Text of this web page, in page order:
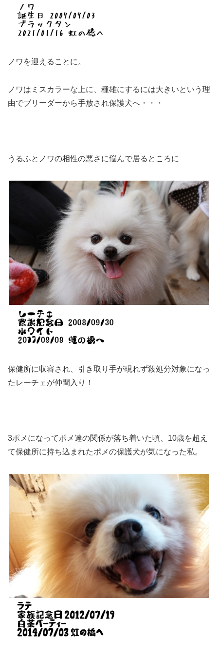
ノワを迎えることに。
ノワはミスカラーな上に、種雄にするには大きいという理
由でブリーダーから手放され保護犬へ・・・
うるふとノワの相性の悪さに悩んで居るところに
保健所に収容され、引き取り手が現れず殺処分対象になっ
たレーチェが仲間入り！
3ポメになってポメ達の関係が落ち着いた頃、10歳を超え
て保健所に持ち込まれたポメの保護犬が気になった私。